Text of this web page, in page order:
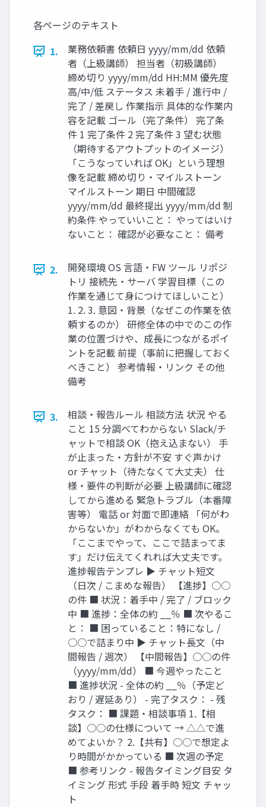
す！各ページのテキスト
1.
業務依頼書 依頼日 yyyy/mm/dd 依頼
者（上級講師） 担当者（初級講師）
締め切り yyyy/mm/dd HH:MM 優先度
高/中/低 ステータス 未着手 / 進行中 /
完了 / 差戻し 作業指示 具体的な作業内
容を記載 ゴール（完了条件） 完了条
件 1 完了条件 2 完了条件 3 望む状態
（期待するアウトプットのイメージ）
「こうなっていれば OK」という理想
像を記載 締め切り・マイルストーン
マイルストーン 期日 中間確認
yyyy/mm/dd 最終提出 yyyy/mm/dd 制
約条件 やっていいこと： やってはいけ
ないこと： 確認が必要なこと： 備考
2.
開発環境 OS 言語・FW ツール リポジ
トリ 接続先・サーバ 学習目標（この
作業を通じて身につけてほしいこと）
1. 2. 3. 意図・背景（なぜこの作業を依
頼するのか） 研修全体の中でのこの作
業の位置づけや、成長につながるポイ
ントを記載 前提（事前に把握しておく
べきこと） 参考情報・リンク その他
備考
3.
相談・報告ルール 相談方法 状況 やる
こと 15 分調べてわからない Slack/チ
ャットで相談 OK（抱え込まない） 手
が止まった・方針が不安 すぐ声かけ
or チャット（待たなくて大丈夫） 仕
様・要件の判断が必要 上級講師に確認
してから進める 緊急トラブル（本番障
害等） 電話 or 対面で即連絡 「何がわ
からないか」がわからなくても OK。
「ここまでやって、ここで詰まってま
す」だけ伝えてくれれば大丈夫です。
進捗報告テンプレ ▶ チャット短文
（日次 / こまめな報告） 【進捗】○○
の件 ■ 状況：着手中 / 完了 / ブロック
中 ■ 進捗：全体の約 __％ ■ 次やるこ
と： ■ 困っていること：特になし /
○○で詰まり中 ▶ チャット長文（中
間報告 / 週次） 【中間報告】○○の件
（yyyy/mm/dd） ■ 今週やったこと
■ 進捗状況 - 全体の約 __％（予定ど
おり / 遅延あり） - 完了タスク： - 残
タスク： ■ 課題・相談事項 1.【相
談】○○の仕様について → △△で進
めてよいか？ 2.【共有】○○で想定よ
り時間がかかっている ■ 次週の予定
■ 参考リンク - 報告タイミング目安 タ
イミング 形式 手段 着手時 短文 チャッ
ト